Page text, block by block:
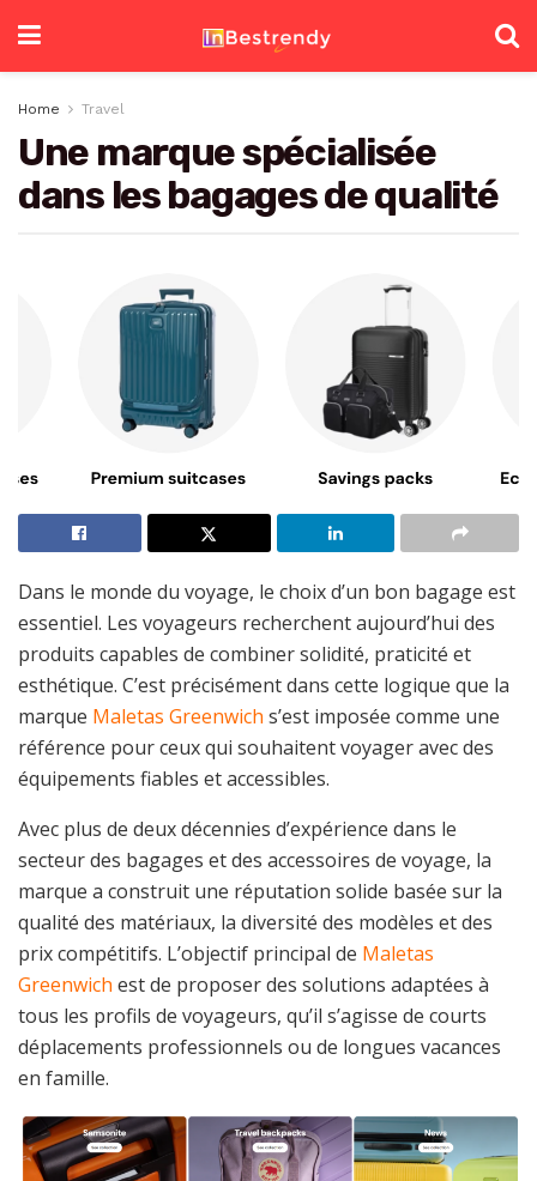
Home Travel
Une marque spécialisée
dans les bagages de qualité
Dans le monde du voyage, le choix d’un bon bagage est
essentiel. Les voyageurs recherchent aujourd’hui des
produits capables de combiner solidité, praticité et
esthétique. C’est précisément dans cette logique que la
marque Maletas Greenwich s’est imposée comme une
référence pour ceux qui souhaitent voyager avec des
équipements fiables et accessibles.
Avec plus de deux décennies d’expérience dans le
secteur des bagages et des accessoires de voyage, la
marque a construit une réputation solide basée sur la
qualité des matériaux, la diversité des modèles et des
prix compétitifs. L’objectif principal de Maletas
Greenwich est de proposer des solutions adaptées à
tous les profils de voyageurs, qu’il s’agisse de courts
déplacements professionnels ou de longues vacances
en famille.